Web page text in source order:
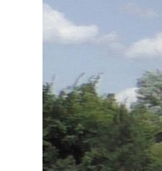
Brau Beviale
Hannover Messe
IFAT
Tausendwasser